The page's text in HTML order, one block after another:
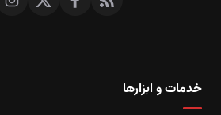
خدمات و ابزارها